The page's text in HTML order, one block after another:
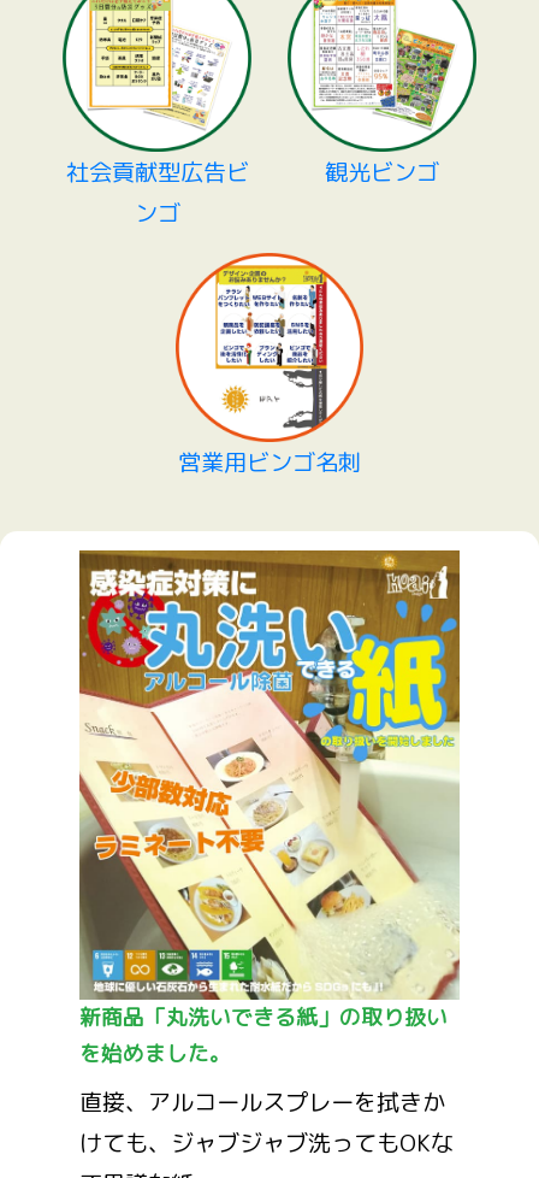
社会貢献型広告ビ
ンゴ
観光ビンゴ
営業用ビンゴ名刺
新商品「丸洗いできる紙」の取り扱い
を始めました。
直接、アルコールスプレーを拭きか
けても、ジャブジャブ洗ってもOKな